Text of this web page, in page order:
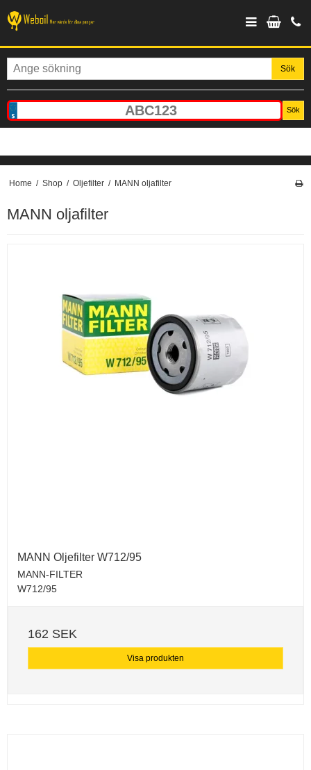
Sök
Sök
Home / Shop / Oljefilter / MANN oljafilter
MANN oljafilter
MANN Oljefilter W712/95
MANN-FILTER
W712/95
162 SEK
Visa produkten